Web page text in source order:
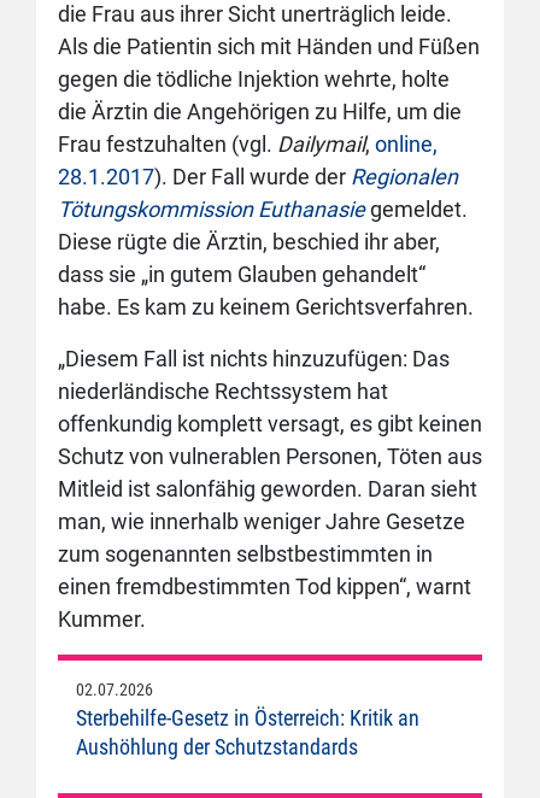
die Frau aus ihrer Sicht unerträglich leide.
Als die Patientin sich mit Händen und Füßen
gegen die tödliche Injektion wehrte, holte
die Ärztin die Angehörigen zu Hilfe, um die
Frau festzuhalten (vgl. Dailymail, online,
28.1.2017). Der Fall wurde der Regionalen
Tötungskommission Euthanasiegemeldet.
Diese rügte die Ärztin, beschied ihr aber,
dass sie „in gutem Glauben gehandelt“
habe. Es kam zu keinem Gerichtsverfahren.
„Diesem Fall ist nichts hinzuzufügen: Das
niederländische Rechtssystem hat
offenkundig komplett versagt, es gibt keinen
Schutz von vulnerablen Personen, Töten aus
Mitleid ist salonfähig geworden. Daran sieht
man, wie innerhalb weniger Jahre Gesetze
zum sogenannten selbstbestimmten in
einen fremdbestimmten Tod kippen“, warnt
Kummer.
02.07.2026
Sterbehilfe-Gesetz in Österreich: Kritik an
Aushöhlung der Schutzstandards